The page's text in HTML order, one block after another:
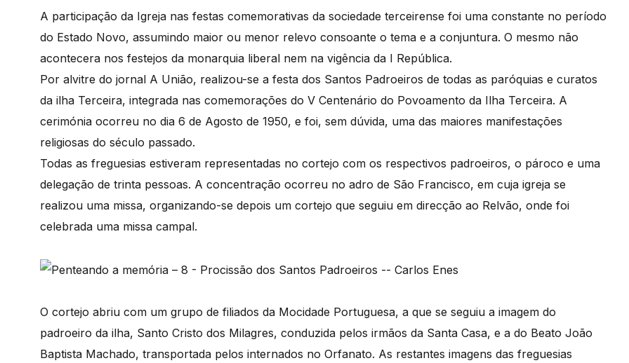
A participação da Igreja nas festas comemorativas da sociedade terceirense foi uma constante no período
do Estado Novo, assumindo maior ou menor relevo consoante o tema e a conjuntura. O mesmo não
acontecera nos festejos da monarquia liberal nem na vigência da I República.
Por alvitre do jornal A União, realizou-se a festa dos Santos Padroeiros de todas as paróquias e curatos
da ilha Terceira, integrada nas comemorações do V Centenário do Povoamento da Ilha Terceira. A
cerimónia ocorreu no dia 6 de Agosto de 1950, e foi, sem dúvida, uma das maiores manifestações
religiosas do século passado.
Todas as freguesias estiveram representadas no cortejo com os respectivos padroeiros, o pároco e uma
delegação de trinta pessoas. A concentração ocorreu no adro de São Francisco, em cuja igreja se
realizou uma missa, organizando-se depois um cortejo que seguiu em direcção ao Relvão, onde foi
celebrada uma missa campal.
O cortejo abriu com um grupo de filiados da Mocidade Portuguesa, a que se seguiu a imagem do
padroeiro da ilha, Santo Cristo dos Milagres, conduzida pelos irmãos da Santa Casa, e a do Beato João
Baptista Machado, transportada pelos internados no Orfanato. As restantes imagens das freguesias